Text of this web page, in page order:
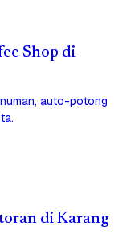
Shop di
auto-potong
di Karang